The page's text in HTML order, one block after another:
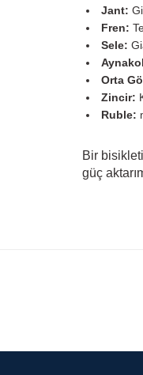
Jant:
Fren:
Sele:
Orta
Zincir:
Ruble:
Bir
güç